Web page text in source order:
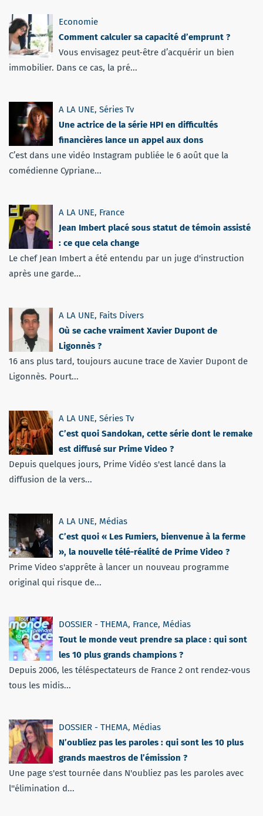
Economie
Comment calculer sa capacité d’emprunt ?
Vous envisagez peut-être d’acquérir un bien
immobilier. Dans ce cas, la pré...
A LA UNE, Séries Tv
Une actrice de la série HPI en difficultés
financières lance un appel aux dons
C’est dans une vidéo Instagram publiée le 6 août que la
comédienne Cypriane...
A LA UNE, France
Jean Imbert placé sous statut de témoin assisté
: ce que cela change
Le chef Jean Imbert a été entendu par un juge d'instruction
après une garde...
A LA UNE, Faits Divers
Où se cache vraiment Xavier Dupont de
Ligonnès ?
16 ans plus tard, toujours aucune trace de Xavier Dupont de
Ligonnès. Pourt...
A LA UNE, Séries Tv
C’est quoi Sandokan, cette série dont le remake
est diffusé sur Prime Video ?
Depuis quelques jours, Prime Vidéo s'est lancé dans la
diffusion de la vers...
A LA UNE, Médias
C’est quoi « Les Fumiers, bienvenue à la ferme
», la nouvelle télé-réalité de Prime Video ?
Prime Video s'apprête à lancer un nouveau programme
original qui risque de...
DOSSIER - THEMA, France, Médias
Tout le monde veut prendre sa place : qui sont
les 10 plus grands champions ?
Depuis 2006, les téléspectateurs de France 2 ont rendez-vous
tous les midis...
DOSSIER - THEMA, Médias
N’oubliez pas les paroles : qui sont les 10 plus
grands maestros de l’émission ?
Une page s'est tournée dans N'oubliez pas les paroles avec
l''élimination d...